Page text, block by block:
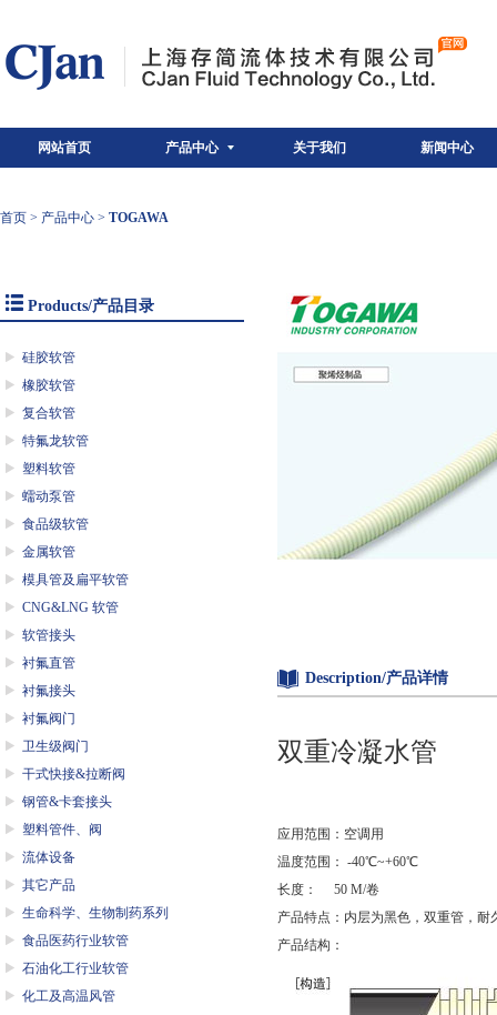
网站首页 产品中心 关于我们 新闻中心
首页 > 产品中心 > TOGAWA
Products/产品目录
硅胶软管
橡胶软管
复合软管
特氟龙软管
塑料软管
蠕动泵管
食品级软管
金属软管
模具管及扁平软管
CNG&LNG 软管
软管接头
衬氟直管
衬氟接头
衬氟阀门
卫生级阀门
干式快接&拉断阀
钢管&卡套接头
塑料管件、阀
流体设备
其它产品
生命科学、生物制药系列
食品医药行业软管
石油化工行业软管
化工及高温风管
Description/产品详情
双重冷凝水管
应用范围：空调用
温度范围： -40℃~+60℃
长度： 50 M/卷
产品特点：内层为黑色，双重管，耐
产品结构：